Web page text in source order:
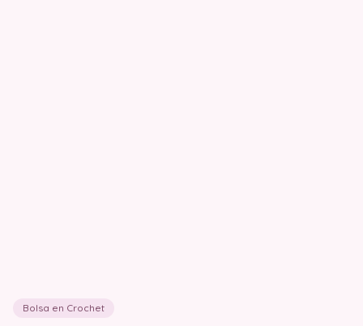
Bolsa en Crochet